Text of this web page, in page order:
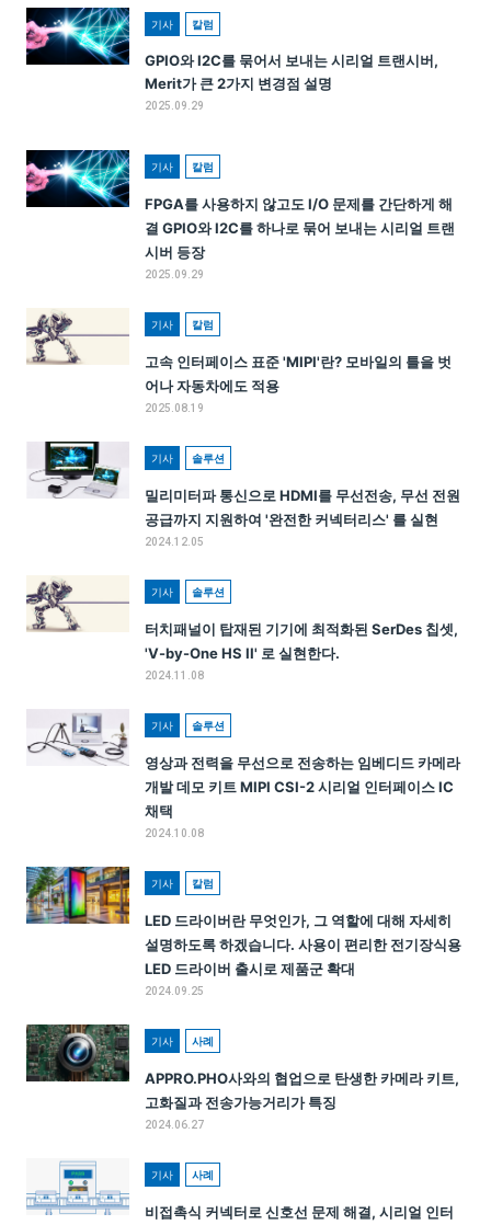
기사 칼럼
GPIO와 I2C를 묶어서 보내는 시리얼 트랜시버,
Merit가 큰 2가지 변경점 설명
2025.09.29
기사 칼럼
FPGA를 사용하지 않고도 I/O 문제를 간단하게 해
결 GPIO와 I2C를 하나로 묶어 보내는 시리얼 트랜
시버 등장
2025.09.29
기사 칼럼
고속 인터페이스 표준 'MIPI'란? 모바일의 틀을 벗
어나 자동차에도 적용
2025.08.19
기사 솔루션
밀리미터파 통신으로 HDMI를 무선전송, 무선 전원
공급까지 지원하여 '완전한 커넥터리스' 를 실현
2024.12.05
기사 솔루션
터치패널이 탑재된 기기에 최적화된 SerDes 칩셋,
'V-by-One HS II' 로 실현한다.
2024.11.08
기사 솔루션
영상과 전력을 무선으로 전송하는 임베디드 카메라
개발 데모 키트 MIPI CSI-2 시리얼 인터페이스 IC
채택
2024.10.08
기사 칼럼
LED 드라이버란 무엇인가, 그 역할에 대해 자세히
설명하도록 하겠습니다. 사용이 편리한 전기장식용
LED 드라이버 출시로 제품군 확대
2024.09.25
기사 사례
APPRO.PHO사와의 협업으로 탄생한 카메라 키트,
고화질과 전송가능거리가 특징
2024.06.27
기사 사례
비접촉식 커넥터로 신호선 문제 해결, 시리얼 인터